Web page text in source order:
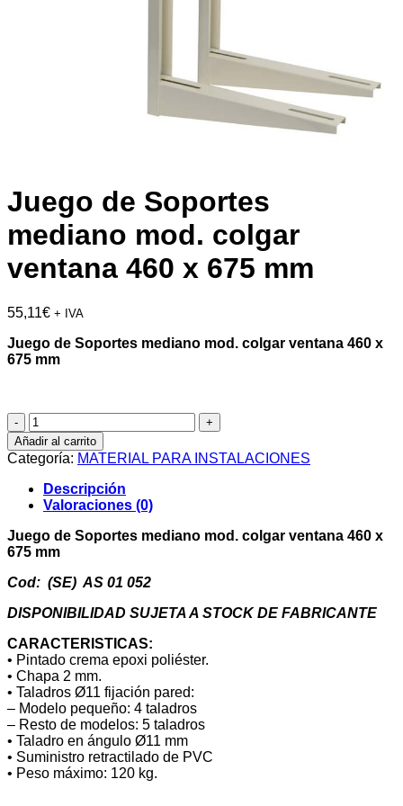
Juego de Soportes
mediano mod. colgar
ventana 460 x 675 mm
55,11€ + IVA
Juego de Soportes mediano mod. colgar ventana 460 x
675 mm
Juego
de
Soportes
mediano
mod.
colgar
ventana
460
x
mm
Añadir al carrito
Categoría: MATERIAL PARA INSTALACIONES
Descripción
Valoraciones (0)
Juego de Soportes mediano mod. colgar ventana 460 x
675 mm
Cod: (SE) AS 01 052
DISPONIBILIDAD SUJETA A STOCK DE FABRICANTE
CARACTERISTICAS:
• Pintado crema epoxi poliéster.
• Chapa 2 mm.
• Taladros Ø11 fijación pared:
– Modelo pequeño: 4 taladros
– Resto de modelos: 5 taladros
• Taladro en ángulo Ø11 mm
• Suministro retractilado de PVC
• Peso máximo: 120 kg.